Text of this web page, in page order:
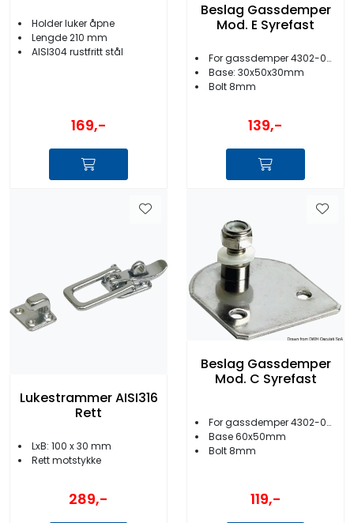
Holder luker åpne
Lengde 210 mm
AISI304 rustfritt stål
169,-
Beslag Gassdemper
Mod. E Syrefast
For gassdemper 4302-00 til -0
Base: 30x50x30mm
Bolt 8mm
139,-
Lukestrammer AISI316
Rett
LxB: 100 x 30 mm
Rett motstykke
289,-
Beslag Gassdemper
Mod. C Syrefast
For gassdemper 4302-00 til -09
Base 60x50mm
Bolt 8mm
119,-